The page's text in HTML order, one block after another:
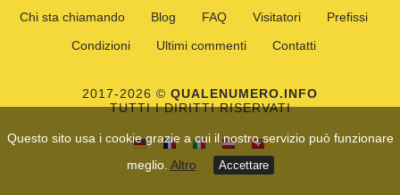
Questo sito usa i cookie grazie a cui il nostro servizio può funzionare
meglio. Altro Accettare
Chi sta chiamando Blog FAQ Visitatori
Prefissi
Condizioni
Ultimi commenti Contatti
2017-2026 © QUALENUMERO.INFO
TUTTI I DIRITTI RISERVATI